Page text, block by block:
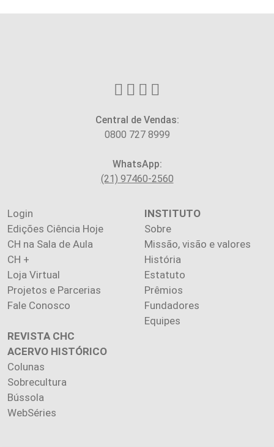
Central de Vendas:
0800 727 8999
WhatsApp:
(21) 97460-2560
Login
Edições Ciência Hoje
CH na Sala de Aula
CH +
Loja Virtual
Projetos e Parcerias
Fale Conosco
INSTITUTO
Sobre
Missão, visão e valores
História
Estatuto
Prêmios
Fundadores
Equipes
REVISTA CHC
ACERVO HISTÓRICO
Colunas
Sobrecultura
Bússola
WebSéries